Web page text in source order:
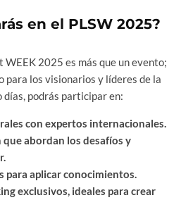
en el PLSW 2025?
WEEK 2025 es más que un evento;
para los visionarios y líderes de la
podrás participar en:
con expertos internacionales.
que abordan los desafíos y
para aplicar conocimientos.
exclusivos, ideales para crear